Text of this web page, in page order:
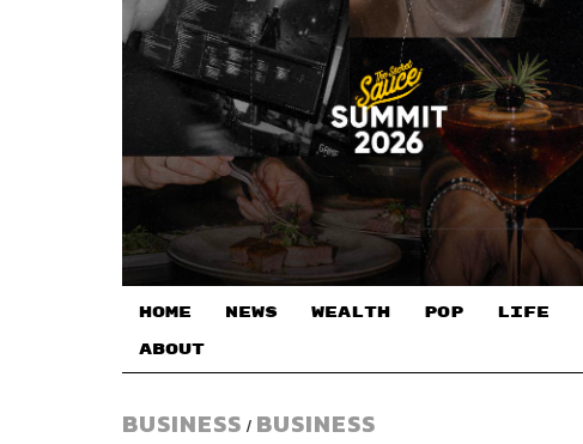
HOME NEWS WEALTH POP LIFE
ABOUT
BUSINESS / BUSINESS